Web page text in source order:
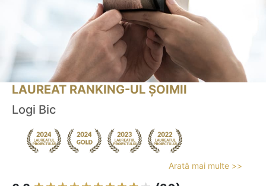
LAUREAT RANKING-UL ȘOIMII
Logi Bic
Arată mai multe >>